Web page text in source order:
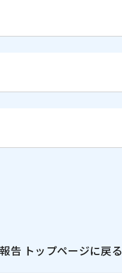
告 トップページに戻る